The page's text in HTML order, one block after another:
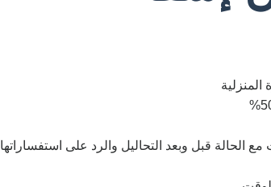
الحالة قبل وبعد التحاليل والرد على